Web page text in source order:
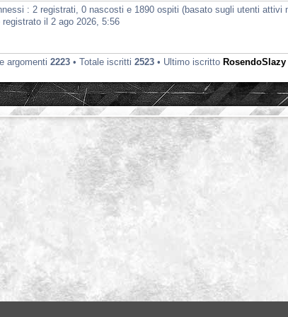
: 2 registrati, 0 nascosti e 1890 ospiti (basato sugli utenti attivi
registrato il 2 ago 2026, 5:56
argomenti 2223 • Totale iscritti 2523 • Ultimo iscritto RosendoSlazy